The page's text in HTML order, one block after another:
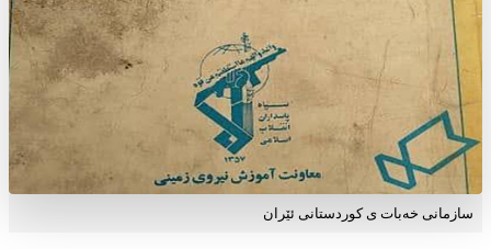
سازمانی خەبات ی كوردستانی ئێران